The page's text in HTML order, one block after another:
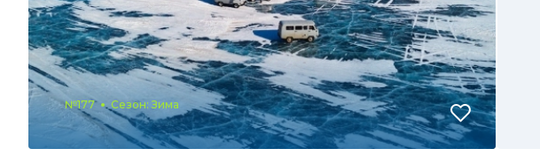
№177 Сезон: Зима